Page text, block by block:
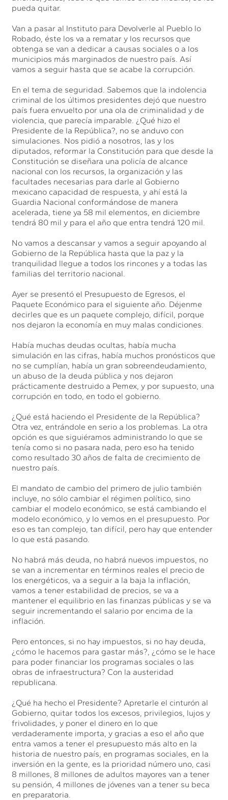
pueda quitar.
Van a pasar al Instituto para Devolverle al Pueblo lo
Robado, éste los va a rematar y los recursos que
obtenga se van a dedicar a causas sociales o a los
municipios más marginados de nuestro país. Así
vamos a seguir hasta que se acabe la corrupción.
En el tema de seguridad. Sabemos que la indolencia
criminal de los últimos presidentes dejó que nuestro
país fuera envuelto por una ola de criminalidad y de
violencia, que parecía imparable. ¿Qué hizo el
Presidente de la República?, no se anduvo con
simulaciones. Nos pidió a nosotros, las y los
diputados, reformar la Constitución para que desde la
Constitución se diseñara una policía de alcance
nacional con los recursos, la organización y las
facultades necesarias para darle al Gobierno
mexicano capacidad de respuesta, y ahí está la
Guardia Nacional conformándose de manera
acelerada, tiene ya 58 mil elementos, en diciembre
tendrá 80 mil y para el año que entra tendrá 120 mil.
No vamos a descansar y vamos a seguir apoyando al
Gobierno de la República hasta que la paz y la
tranquilidad llegue a todos los rincones y a todas las
familias del territorio nacional.
Ayer se presentó el Presupuesto de Egresos, el
Paquete Económico para el siguiente año. Déjenme
decirles que es un paquete complejo, difícil, porque
nos dejaron la economía en muy malas condiciones.
Había muchas deudas ocultas, había mucha
simulación en las cifras, había muchos pronósticos que
no se cumplían, había un gran sobreendeudamiento,
un abuso de la deuda pública y nos dejaron
prácticamente destruido a Pemex, y por supuesto, una
corrupción en todo, en todo el gobierno.
¿Qué está haciendo el Presidente de la República?
Otra vez, entrándole en serio a los problemas. La otra
opción es que siguiéramos administrando lo que se
tenía como si no pasara nada, pero eso ha tenido
como resultado 30 años de falta de crecimiento de
nuestro país.
El mandato de cambio del primero de julio también
incluye, no sólo cambiar el régimen político, sino
cambiar el modelo económico, se está cambiando el
modelo económico, y lo vemos en el presupuesto. Por
eso es tan complejo, tan difícil, pero hay que entender
lo que está pasando.
No habrá más deuda, no habrá nuevos impuestos, no
se van a incrementar en términos reales el precio de
los energéticos, va a seguir a la baja la inflación,
vamos a tener estabilidad de precios, se va a
mantener el equilibrio en las finanzas públicas y se va
seguir incrementando el salario por encima de la
inflación.
Pero entonces, si no hay impuestos, si no hay deuda,
¿cómo le hacemos para gastar más?, ¿cómo se le hace
para poder financiar los programas sociales o las
obras de infraestructura? Con la austeridad
republicana.
¿Qué ha hecho el Presidente? Apretarle el cinturón al
Gobierno, quitar todos los excesos, privilegios, lujos y
frivolidades, y poner el dinero en lo que
verdaderamente importa, y gracias a eso el año que
entra vamos a tener el presupuesto más alto en la
historia de nuestro país, en programas sociales, en la
inversión en la gente, es la prioridad número uno, casi
8 millones, 8 millones de adultos mayores van a tener
su pensión, 4 millones de jóvenes van a tener su beca
en preparatoria.